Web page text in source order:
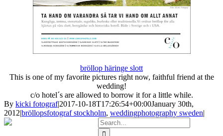
bröllop häringe slott
This is one of my favorite pictures right now, faithful friend at the
wedding!
c/o hotel´s are allowed to borrow it for a little while.
By kicki fotograf|2017-10-18T17:26:54+00:00January 30th,
2012|bröllopsfotograf stockholm, weddingphotography sweden|
Search
for: